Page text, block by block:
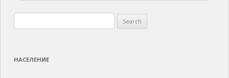
for:
НАСЕЛЕНИЕ